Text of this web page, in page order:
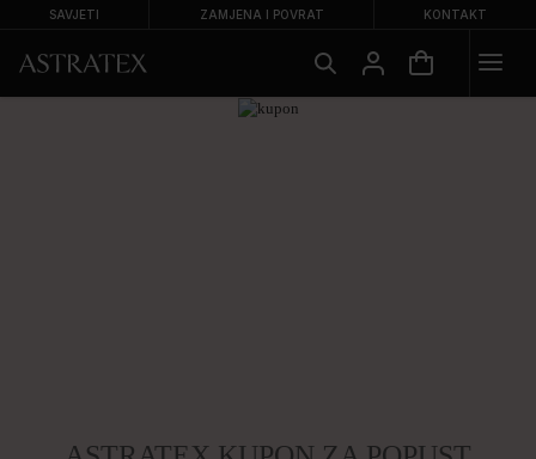
SAVJETI ZAMJENA I POVRAT KONTAKT